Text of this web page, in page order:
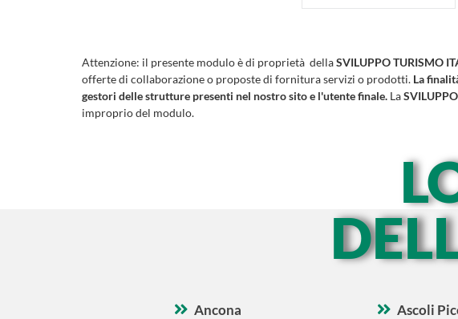
Attenzione: il presente modulo è di proprietà dellaSVILUPPO TURISMO
offerte di collaborazione o proposte di fornitura servizi o prodotti. La
gestori delle strutture presenti nel nostro sito e l'utente finale. La
improprio del modulo.
Ancona Ascoli